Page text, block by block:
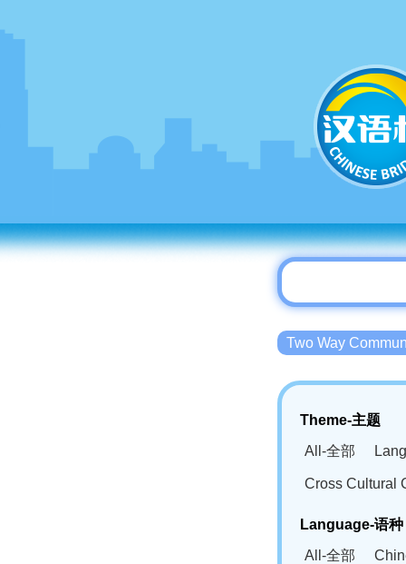
Two Way
Theme-主题
All-全部
Cross Cultural
Language-语种
All-全部